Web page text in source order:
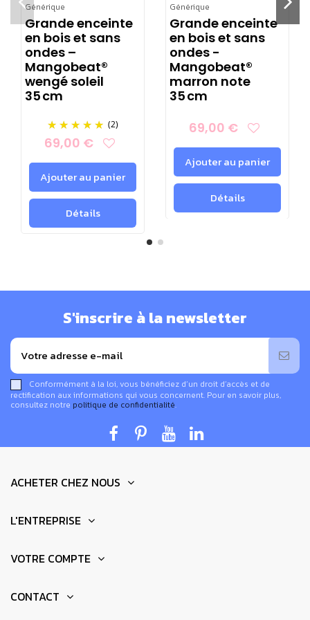
simple et écologique.
Fabrication artisanale :
chaque enceinte bois allie
noblesse du matériau et exigence sonore, finition
soignée et gravures distinctives.
​Écologique et durable :
issu de bois de manguier
recyclé, sans coupe sauvage dans une démarche
zéro déchet.
Polyvalence et compatibilité universelle :tous
les smartphones (du plus récent au plus ancien)
s'adaptent au mangobeat.
Zéro émission d’ondes électromagnétiques :
de Bluetooth, Wi-Fi ou radio.
symbole d'innovation française !
Fonctionnement de cet amplificateur de son
naturellement le son du haut-parleur de votre
Générique
Grande enceinte
en bois et sans
ondes –
Mangobeat®
wengé soleil
35 cm
(2)
69,00 €
Ajouter au panier
Détails
Générique
Grande enceinte
en bois et sans
ondes -
Mangobeat®
marron note
35 cm
69,00 €
Ajouter au panier
Détails
S'inscrire à la newsletter
Conformément à la loi, vous bénéficiez d’un droit d’accès et de
rectification aux informations qui vous concernent. Pour en savoir plus,
consultez notre politique de confidentialité.
ACHETER CHEZ NOUS
L'ENTREPRISE
VOTRE COMPTE
CONTACT